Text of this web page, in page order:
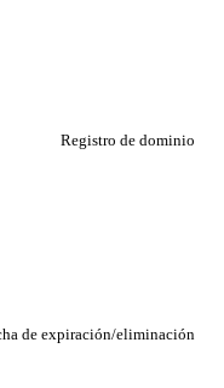
Registro de dominio
de expiración/eliminación